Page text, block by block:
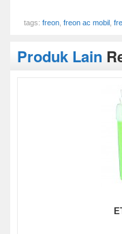
tags: freon freon ac mobil
Produk Lain